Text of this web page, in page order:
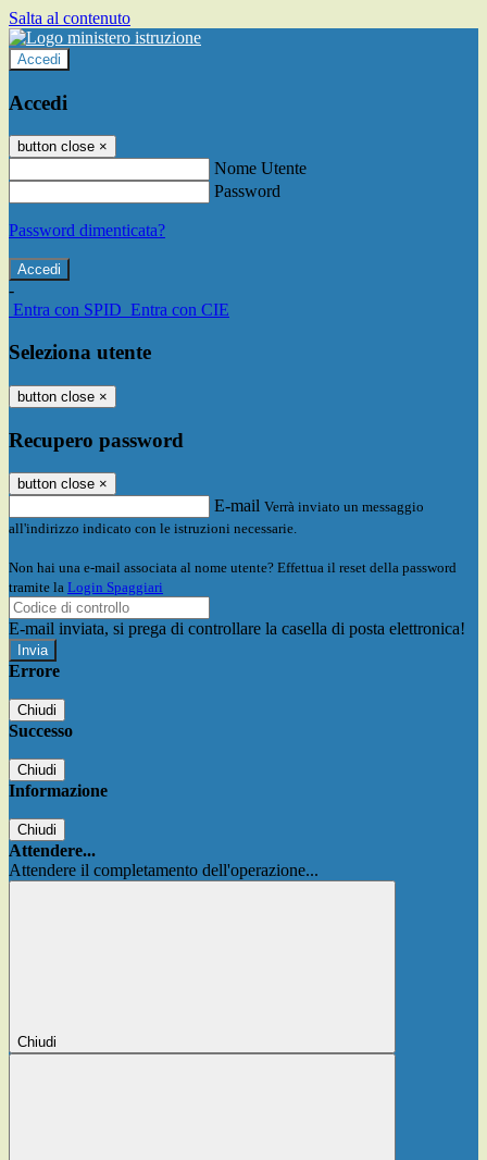
Salta al contenuto
Accedi
Accedi
button close ×
Nome Utente
Password
Password dimenticata?
-
Entra con SPID Entra con CIE
Seleziona utente
button close ×
Recupero password
button close ×
E-mail Verrà inviato un messaggio
all'indirizzo indicato con le istruzioni necessarie.
Non hai una e-mail associata al nome utente? Effettua il reset della password
tramite la Login Spaggiari
E-mail inviata, si prega di controllare la casella di posta elettronica!
Errore
Chiudi
Successo
Chiudi
Informazione
Chiudi
Attendere...
Attendere il completamento dell'operazione...
Chiudi